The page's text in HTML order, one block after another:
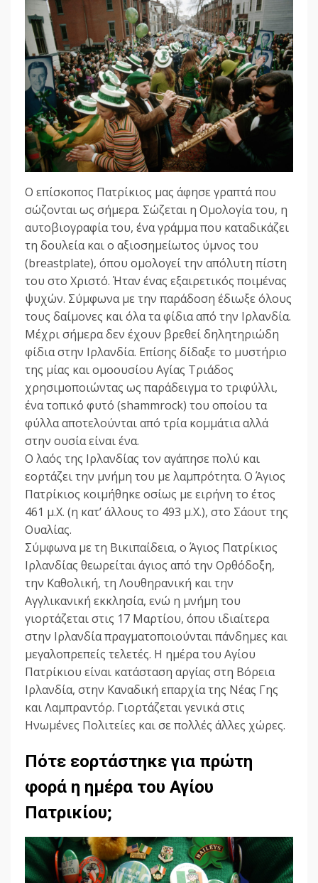
Ο επίσκοπος Πατρίκιος μας άφησε γραπτά που
σώζονται ως σήμερα. Σώζεται η Ομολογία του, η
αυτοβιογραφία του, ένα γράμμα που καταδικάζει
τη δουλεία και ο αξιοσημείωτος ύμνος του
(breastplate), όπου ομολογεί την απόλυτη πίστη
του στο Χριστό. Ήταν ένας εξαιρετικός ποιμένας
ψυχών. Σύμφωνα με την παράδοση έδιωξε όλους
τους δαίμονες και όλα τα φίδια από την Ιρλανδία.
Μέχρι σήμερα δεν έχουν βρεθεί δηλητηριώδη
φίδια στην Ιρλανδία. Επίσης δίδαξε το μυστήριο
της μίας και ομοουσίου Αγίας Τριάδος
χρησιμοποιώντας ως παράδειγμα το τριφύλλι,
ένα τοπικό φυτό (shammrock) του οποίου τα
φύλλα αποτελούνται από τρία κομμάτια αλλά
στην ουσία είναι ένα.
Ο λαός της Ιρλανδίας τον αγάπησε πολύ και
εορτάζει την μνήμη του με λαμπρότητα. Ο Άγιος
Πατρίκιος κοιμήθηκε οσίως με ειρήνη το έτος
461 μ.Χ. (η κατ’ άλλους το 493 μ.Χ.), στο Σάουτ της
Ουαλίας.
Σύμφωνα με τη Βικιπαίδεια, ο Άγιος Πατρίκιος
Ιρλανδίας θεωρείται άγιος από την Ορθόδοξη,
την Καθολική, τη Λουθηρανική και την
Αγγλικανική εκκλησία, ενώ η μνήμη του
γιορτάζεται στις 17 Μαρτίου, όπου ιδιαίτερα
στην Ιρλανδία πραγματοποιούνται πάνδημες και
μεγαλοπρεπείς τελετές. Η ημέρα του Αγίου
Πατρίκιου είναι κατάσταση αργίας στη Βόρεια
Ιρλανδία, στην Καναδική επαρχία της Νέας Γης
και Λαμπραντόρ. Γιορτάζεται γενικά στις
Ηνωμένες Πολιτείες και σε πολλές άλλες χώρες.
Πότε εορτάστηκε για πρώτη
φορά η ημέρα του Αγίου
Πατρικίου;